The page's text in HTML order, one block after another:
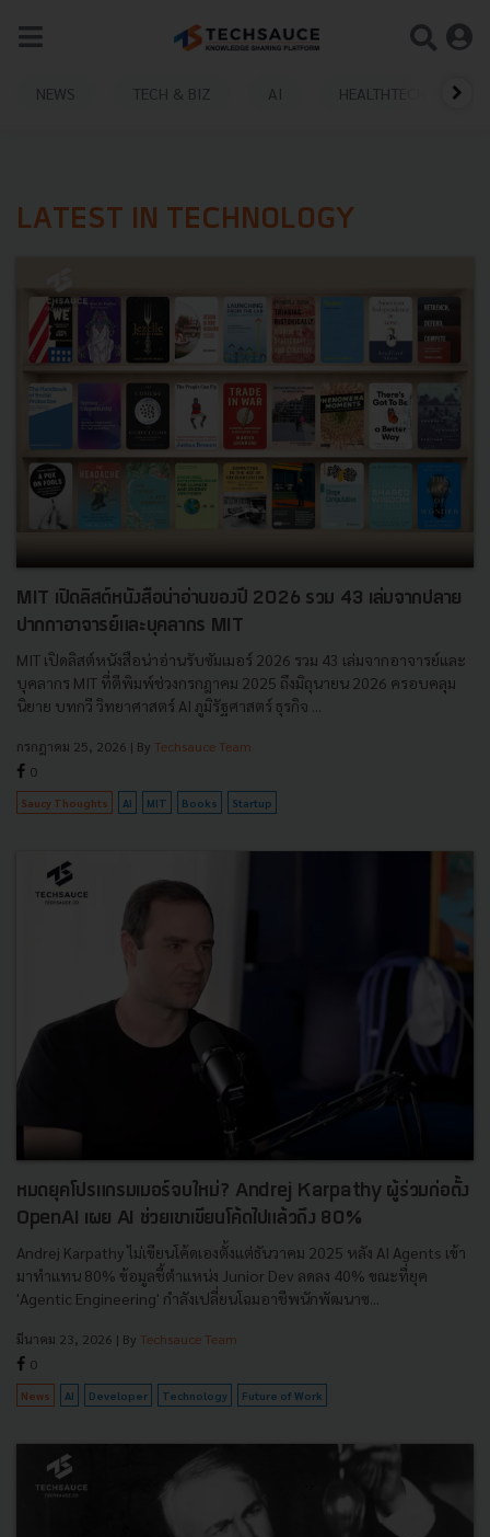
NEWS TECH & BIZ AI HEALTHTECH
LATEST IN TECHNOLOGY
MIT เปิดลิสต์หนังสือน่าอ่านของปี 2026 รวม 43 เล่มจากปลาย
ปากกาอาจารย์และบุคลากร MIT
MIT เปิดลิสต์หนังสือน่าอ่านรับซัมเมอร์ 2026 รวม 43 เล่มจากอาจารย์และ
บุคลากร MIT ที่ตีพิมพ์ช่วงกรกฎาคม 2025 ถึงมิถุนายน 2026 ครอบคลุม
นิยาย บทกวี วิทยาศาสตร์ AI ภูมิรัฐศาสตร์ ธุรกิจ ...
กรกฎาคม 25, 2026 | By Techsauce Team
0
Saucy Thoughts AI MIT Books Startup
หมดยุคโปรแกรมเมอร์จบใหม่? Andrej Karpathy ผู้ร่วมก่อตั้ง
OpenAI เผย AI ช่วยเขาเขียนโค้ดไปแล้วถึง 80%
Andrej Karpathy ไม่เขียนโค้ดเองตั้งแต่ธันวาคม 2025 หลัง AI Agents เข้า
มาทำแทน 80% ข้อมูลชี้ตำแหน่ง Junior Dev ลดลง 40% ขณะที่ยุค
'Agentic Engineering' กำลังเปลี่ยนโฉมอาชีพนักพัฒนาซ...
มีนาคม 23, 2026 | By Techsauce Team
0
News AI Developer Technology Future of Work